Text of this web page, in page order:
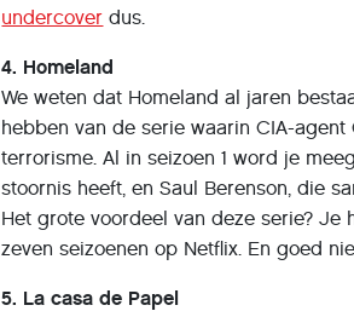
undercover dus.
4. Homeland
We weten dat Homeland al jaren
hebben van de serie waarin CIA-
terrorisme. Al in seizoen 1 word je
stoornis heeft, en Saul Berenson, die
Het grote voordeel van deze serie?
zeven seizoenen op Netflix. En goed
5. La casa de Papel